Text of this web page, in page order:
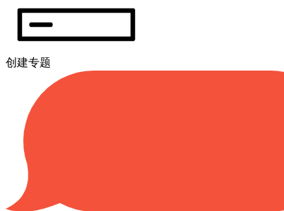
创建专题